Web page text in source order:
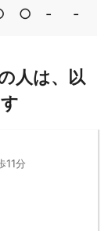
○ ‐ ‐
人は、以
11分